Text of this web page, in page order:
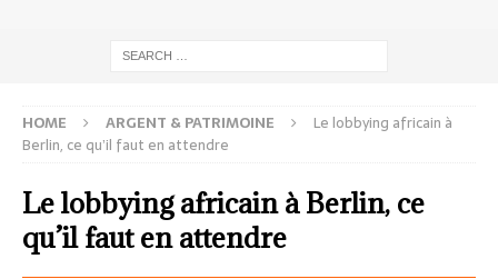
HOME ARGENT & PATRIMOINE
Le lobbying africain à
Berlin, ce qu’il faut en attendre
Le lobbying africain à Berlin, ce
qu’il faut en attendre